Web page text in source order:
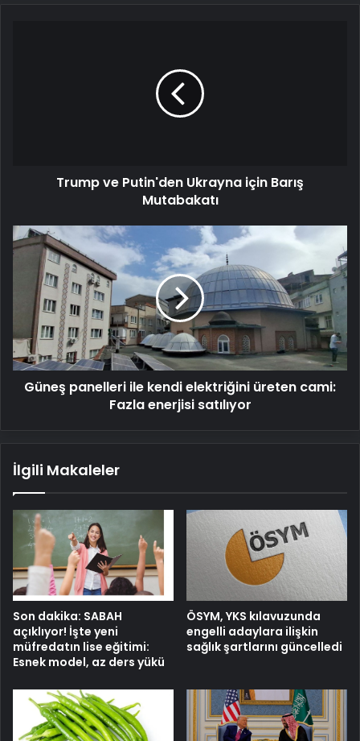
Trump ve Putin'den Ukrayna için Barış
Mutabakatı
Güneş
panelleri
kendi
elektriğini
üreten
cami:
Fazla
enerjisi
satılıyor
Güneş panelleri ile kendi elektriğini üreten cami:
Fazla enerjisi satılıyor
İlgili Makaleler
Son dakika: SABAH
açıklıyor! İşte yeni
müfredatın lise eğitimi:
Esnek model, az ders yükü
ÖSYM, YKS kılavuzunda
engelli adaylara ilişkin
sağlık şartlarını güncelledi